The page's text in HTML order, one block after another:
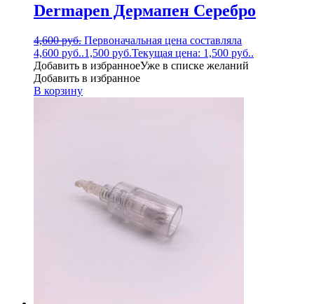
Dermapen Дермапен Серебро
4,600руб. Первоначальная цена составляла
4,600 руб..1,500 руб.Текущая цена: 1,500 руб..
Добавить в избранноеУже в списке желаний
Добавить в избранное
В корзину